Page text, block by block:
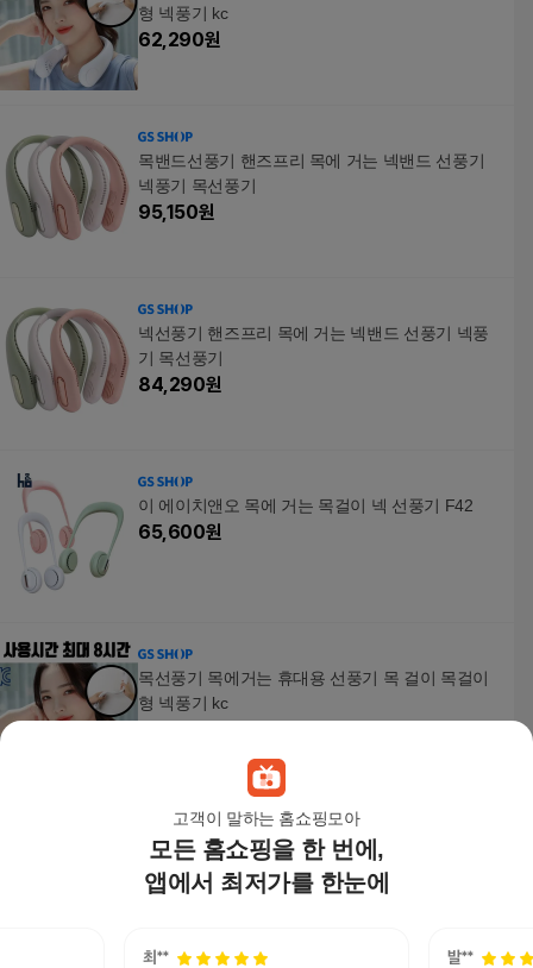
고객이 말하는 홈쇼핑모아
모든 홈쇼핑을 한 번에,
앱에서 최저가를 한눈에
형 넥풍기 kc
62,290원
목밴드선풍기 핸즈프리 목에 거는 넥밴드 선풍기
넥풍기 목선풍기
95,150원
넥선풍기 핸즈프리 목에 거는 넥밴드 선풍기 넥풍
기 목선풍기
84,290원
이 에이치앤오 목에 거는 목걸이 넥 선풍기 F42
65,600원
목선풍기 목에거는 휴대용 선풍기 목 걸이 목걸이
형 넥풍기 kc
휴대용 허리 벨트 선풍기 몸풍기 목에거는 넥풍기
미니 포켓
50,670 원